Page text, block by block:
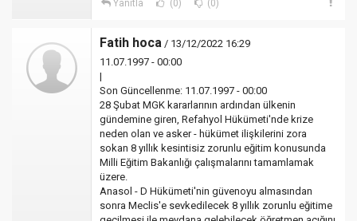
Yanıtla (0) (0)
Fatih hoca / 13/12/2022 16:29
11.07.1997 - 00:00
|
Son Güncellenme: 11.07.1997 - 00:00
28 Şubat MGK kararlarının ardından ülkenin
gündemine giren, Refahyol Hükümeti'nde krize
neden olan ve asker - hükümet ilişkilerini zora
sokan 8 yıllık kesintisiz zorunlu eğitim konusunda
Milli Eğitim Bakanlığı çalışmalarını tamamlamak
üzere.
Anasol - D Hükümeti'nin güvenoyu almasından
sonra Meclis'e sevkedilecek 8 yıllık zorunlu eğitime